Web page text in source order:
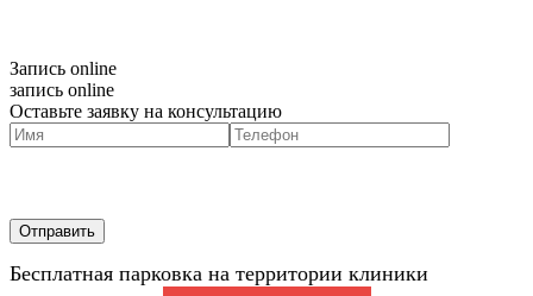
Запись online
запись online
Оставьте заявку на консультацию
Бесплатная парковка на территории клиники